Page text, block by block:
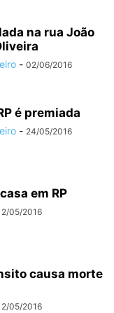
na rua João
- 02/06/2016
é premiada
- 24/05/2016
em RP
05/2016
causa morte
05/2016